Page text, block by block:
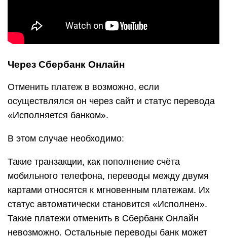
Через Сбербанк Онлайн
Отменить платеж в возможно, если
осуществлялся он через сайт и статус перевода
«Исполняется банком».
В этом случае необходимо:
Такие транзакции, как пополнение счёта
мобильного телефона, переводы между двумя
картами относятся к мгновенным платежам. Их
статус автоматически становится «Исполнен».
Такие платежи отменить в Сбербанк Онлайн
невозможно. Остальные переводы банк может